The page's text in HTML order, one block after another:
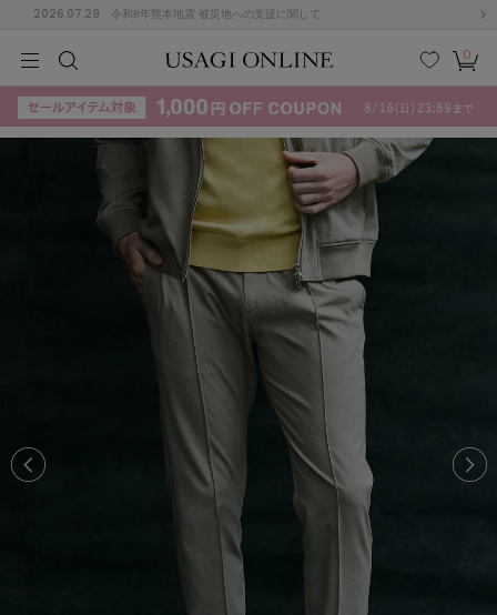
2026.07.29 令和8年熊本地震 被災地への支援に関して
検索
お気
に入
カー
ト
0
KIDSBABYBEAUTYLIFE STYLE
(715)
KIDSBABYBEAUTYLIFE STYLE
E F
K
S T U
その
他
ACYM
アシーム
アディダス バイ ステラマッカートニー